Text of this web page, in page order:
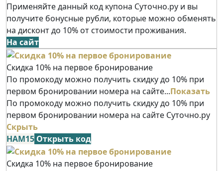
Применяйте данный код купона Суточно.ру и вы
получите бонусные рубли, которые можно обменять
на дисконт до 10% от стоимости проживания.
На сайт
Скидка 10% на первое бронирование
По промокоду можно получить скидку до 10% при
первом бронировании номера на сайте...Показать
По промокоду можно получить скидку до 10% при
первом бронировании номера на сайте Суточно.ру
Скрыть
НАМ15 Открыть код
Скидка 10% на первое бронирование